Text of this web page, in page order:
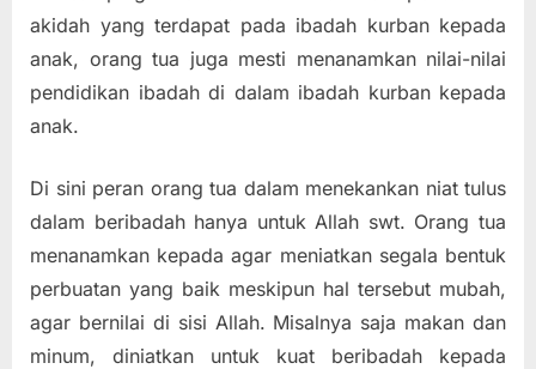
akidah yang terdapat pada ibadah kurban kepada
anak, orang tua juga mesti menanamkan nilai-nilai
pendidikan ibadah di dalam ibadah kurban kepada
anak.
Di sini peran orang tua dalam menekankan niat tulus
dalam beribadah hanya untuk Allah swt. Orang tua
menanamkan kepada agar meniatkan segala bentuk
perbuatan yang baik meskipun hal tersebut mubah,
agar bernilai di sisi Allah. Misalnya saja makan dan
minum, diniatkan untuk kuat beribadah kepada